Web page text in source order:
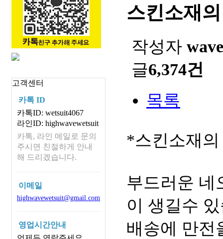
고객센터
카톡 ID
카톡ID: wetsuit4067
라인ID: highwavewetsuit
카톡, 라인 메일로 문의
주시면 친절하게 안내
해 드리겠습니다.
이메일
highwavewetsuit@gmail.com
영업시간안내
스킨소재
작성자 wave
글6,374건
목록
*스킨소재
부드러운 네
이 생길수
배송에 만전